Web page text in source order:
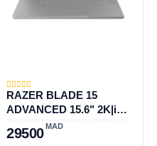
RAZER BLADE 15
ADVANCED 15.6" 2K|i7-
11800H|RTX 3070
8GB|1TB|16GB
29500 MAD